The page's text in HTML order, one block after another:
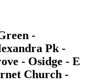
-
Pk -
- Osidge - E
Church -